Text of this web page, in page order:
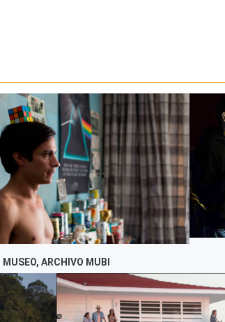
MUSEO, ARCHIVO MUBI